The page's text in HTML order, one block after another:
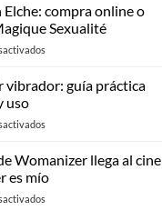
Elche: compra online o
Sexualité
en
shop
en
compra
o
Magique
vibrador: guía práctica
uso
en
elegir
vibrador:
guía
práctica
Womanizer llega al cine
es mío
en